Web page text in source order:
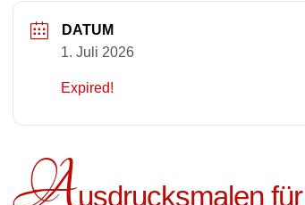
DATUM
1. Juli 2026
Expired!
usdrucksmalen